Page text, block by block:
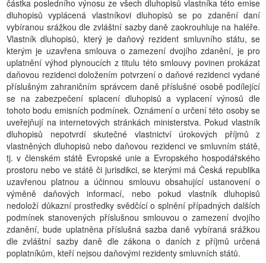
částka posledního výnosu ze všech dluhopisů vlastníka této emise
dluhopisů vyplácená vlastníkovi dluhopisů se po zdanění daní
vybíranou srážkou dle zvláštní sazby daně zaokrouhluje na haléře.
Vlastník dluhopisů, který je daňový rezident smluvního státu, se
kterým je uzavřena smlouva o zamezení dvojího zdanění, je pro
uplatnění výhod plynoucích z titulu této smlouvy povinen prokázat
daňovou rezidenci doložením potvrzení o daňové rezidenci vydané
příslušným zahraničním správcem daně příslušné osobě podílející
se na zabezpečení splacení dluhopisů a vyplacení výnosů dle
tohoto bodu emisních podmínek. Oznámení o určení této osoby se
uveřejňují na internetových stránkách ministerstva. Pokud vlastník
dluhopisů nepotvrdí skutečné vlastnictví úrokových příjmů z
vlastněných dluhopisů nebo daňovou rezidenci ve smluvním státě,
tj. v členském státě Evropské unie a Evropského hospodářského
prostoru nebo ve státě či jurisdikci, se kterými má Česká republika
uzavřenou platnou a účinnou smlouvu obsahující ustanovení o
výměně daňových informací, nebo pokud vlastník dluhopisů
nedoloží důkazní prostředky svědčící o splnění případných dalších
podmínek stanovených příslušnou smlouvou o zamezení dvojího
zdanění, bude uplatněna příslušná sazba daně vybíraná srážkou
dle zvláštní sazby daně dle zákona o daních z příjmů určená
poplatníkům, kteří nejsou daňovými rezidenty smluvních států.